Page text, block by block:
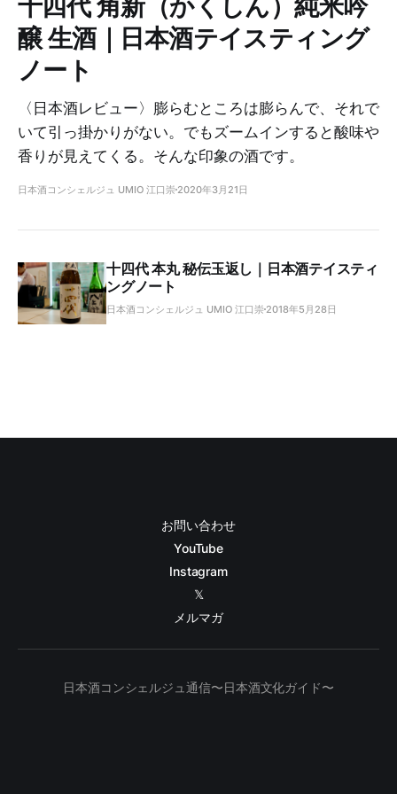
醸 生酒｜日本酒テイスティング
ノート
〈日本酒レビュー〉膨らむところは膨らんで、それで
いて引っ掛かりがない。でもズームインすると酸味や
香りが見えてくる。そんな印象の酒です。
日本酒コンシェルジュ UMIO 江口崇 2020年3月21日
十四代 本丸 秘伝玉返し｜日本酒テイスティ
ングノート
日本酒コンシェルジュ UMIO 江口崇 2018年5月28日
お問い合わせ
YouTube
Instagram
𝕏
メルマガ
日本酒コンシェルジュ通信〜日本酒文化ガイド〜